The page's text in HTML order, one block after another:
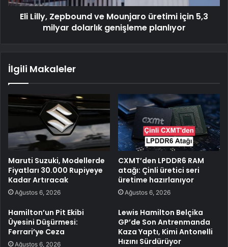
Eli Lilly, Zepbound ve Mounjaro üretimi için 5,3
milyar dolarlık genişleme planlıyor
İlgili Makaleler
Maruti Suzuki, Modellerde
Fiyatları 30.000 Rupiyeye
Kadar Artıracak
Ağustos 6, 2026
CXMT’den LPDDR6 RAM
atağı: Çinli üretici seri
üretime hazırlanıyor
Ağustos 6, 2026
Hamilton’un Pit Ekibi
Üyesini Düşürmesi:
Ferrari’ye Ceza
Ağustos 6, 2026
Lewis Hamilton Belçika
GP’de Son Antrenmanda
Kaza Yaptı, Kimi Antonelli
Hızını Sürdürüyor